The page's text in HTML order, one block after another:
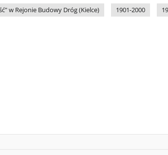
w Rejonie Budowy Dróg (Kielce)
1901-2000